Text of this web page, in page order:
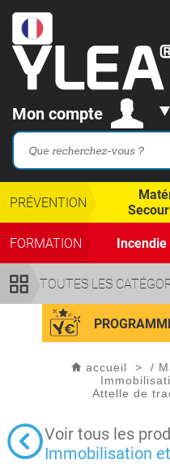
Mon compte
TOUTES LES
PRÉVENTION
FORMATION Incendie
accueil > /
Attelle de
Voir tous les
Immobilisation